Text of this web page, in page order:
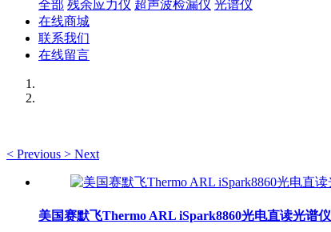
全部 残余应力仪 超声波检漏仪 光谱仪
在线商城
联系我们
在线留言
< Previous > Next
美国赛默飞Thermo ARL iSpark8860光电直读光谱仪